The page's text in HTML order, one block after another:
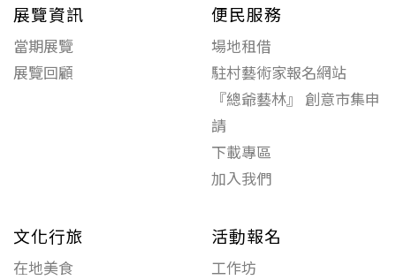
展覽資訊
當期展覽
展覽回顧
便民服務
場地租借
駐村藝術家報名網站
『總爺藝林』 創意市集申
請
下載專區
加入我們
文化行旅
在地美食
活動報名
工作坊